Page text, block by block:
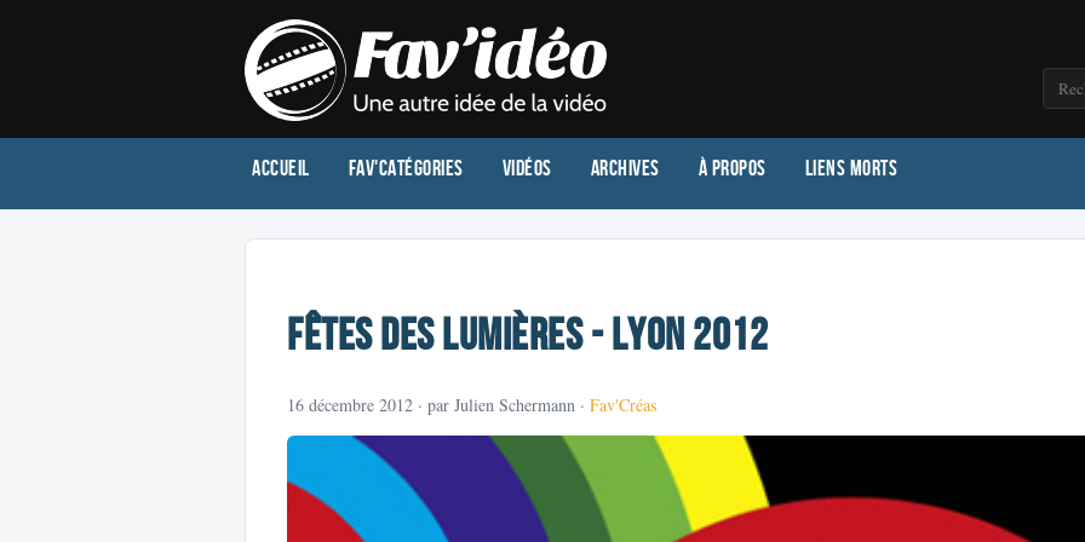
Accueil Fav'Catégories Vidéos Archives À propos Liens morts
Fêtes des lumières - Lyon 2012
16 décembre 2012 · par Julien Schermann · Fav'Créas